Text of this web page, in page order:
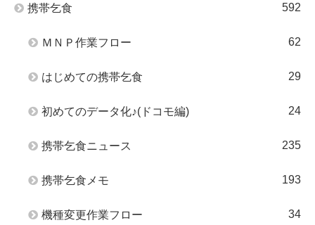
携帯乞食 592
ＭＮＰ作業フロー 62
はじめての携帯乞食 29
初めてのデータ化♪(ドコモ編) 24
携帯乞食ニュース 235
携帯乞食メモ 193
機種変更作業フロー 34